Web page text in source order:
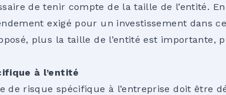
de tenir compte de la taille de l’entité.
exigé pour un investissement dans
plus la taille de l’entité est importante,
à l’entité
de risque spécifique à l’entreprise doit être